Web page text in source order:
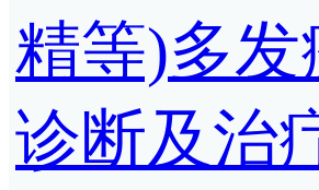
精等)多发
诊断及治